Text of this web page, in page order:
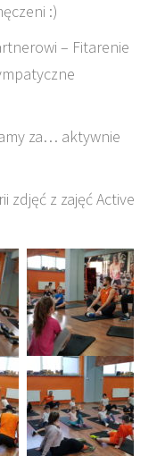
:)
– Fitarenie
za… aktywnie
zdjęć z zajęć Active